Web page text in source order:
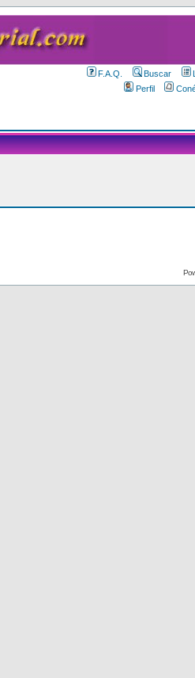
F.A.Q. Buscar
Perfil